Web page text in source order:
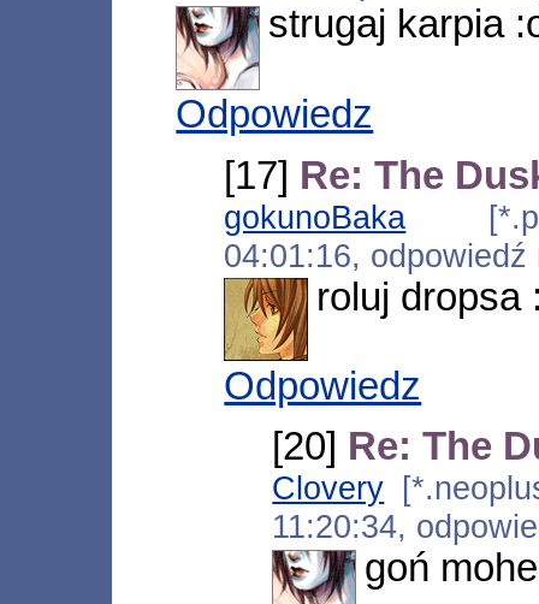
strugaj karpia
Odpowiedz
[17] Re: The
gokunoBaka
04:01:16,
roluj dropsa
Odpowiedz
[20] Re: The
Clovery
11:20:34,
goń